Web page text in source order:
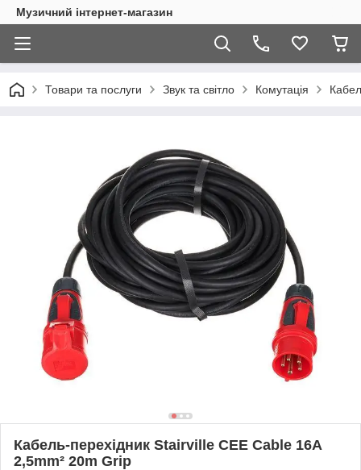
Музичний інтернет-магазин
Товари та послуги Звук та світло Комутація
Кабель-перехідник Stairville CEE Cable 16A
2,5mm² 20m Grip